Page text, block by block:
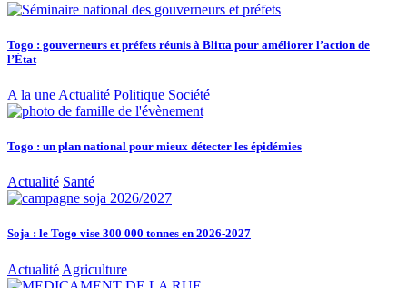
Togo : gouverneurs et préfets réunis à Blitta pour améliorer l’action de
l’État
A la une Actualité Politique Société
Togo : un plan national pour mieux détecter les épidémies
Actualité Santé
Soja : le Togo vise 300 000 tonnes en 2026-2027
Actualité Agriculture